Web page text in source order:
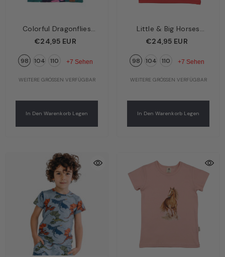
Colorful Dragonflies
Kinder T-Shirt
Libellen | Bio-
Walkiddy
€24,95 EUR
98 104 110 +7 Sehen
WEITERE GRÖSSEN VERFÜGBAR
In Den Warenkorb Legen
Little & Big Horses
Kinder T-Shirt Koralle –
Bio-Baumwolle GOTS |
€24,95 EUR
98 104 110 +7 Sehen
WEITERE GRÖSSEN VERFÜGBAR
In Den Warenkorb Legen